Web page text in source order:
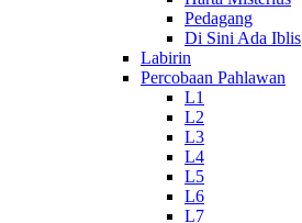
Pedagang
Di Sini Ada Iblis
Labirin
Percobaan Pahlawan
L1
L2
L3
L4
L5
L6
L7